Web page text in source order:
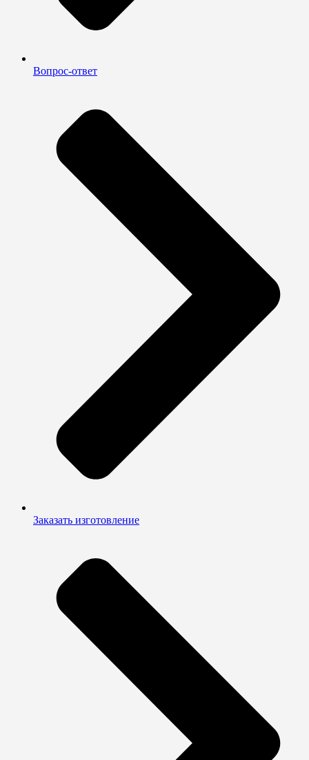
Вопрос-ответ
Заказать изготовление